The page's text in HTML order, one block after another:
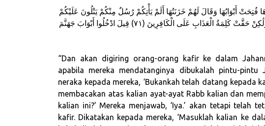
أَبْوَابُهَا وَقَالَ لَهُمْ خَزَنَتُهَا أَلَمْ يَأْتِكُمْ رُسُلٌ مِنْكُمْ يَتْلُونَ عَلَيْكُمْ
آيَاتِ رَبِّكُمْ وَيُنْذِرُونَكُمْ لِقَاءَ يَوْمِكُمْ هَٰذَا ۚ قَالُوا بَلَىٰ وَلَٰكِنْ حَقَّتْ كَلِمَةُ الْعَذَابِ عَلَى الْكَافِرِينَ (٧١) قِيلَ ادْخُلُوا أَبْوَابَ جَهَنَّمَ
“Dan akan digiring orang-orang kafir ke dalam
apabila mereka mendatanginya dibukalah pintu-pintu
neraka kepada mereka, ‘Bukankah telah datang kepada
membacakan atas kalian ayat-ayat Rabb kalian dan
kalian ini?’ Mereka menjawab, ‘Iya.’ akan tetapi telah
kafir. Dikatakan kepada mereka, ‘Masuklah kalian ke